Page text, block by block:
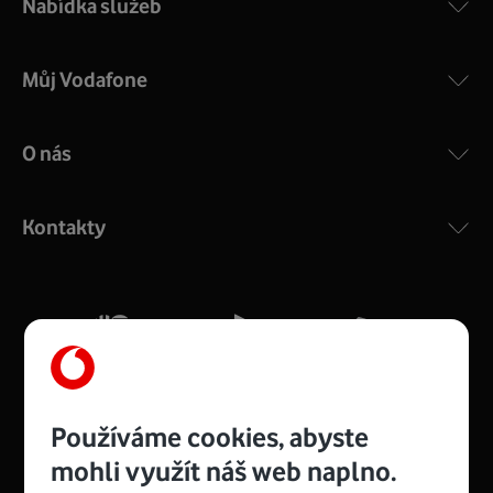
COMPAL CH7465VF
silný signál pro celou domácnost. Kompaktní rozměry 21
Více o COMPAL CH7465VF
Nabídka služeb
Můj Vodafone
O nás
Kontakty
Používáme cookies, abyste
mohli využít náš web naplno.